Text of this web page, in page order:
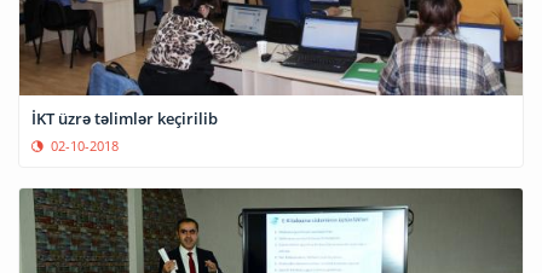
İKT üzrə təlimlər keçirilib
02-10-2018